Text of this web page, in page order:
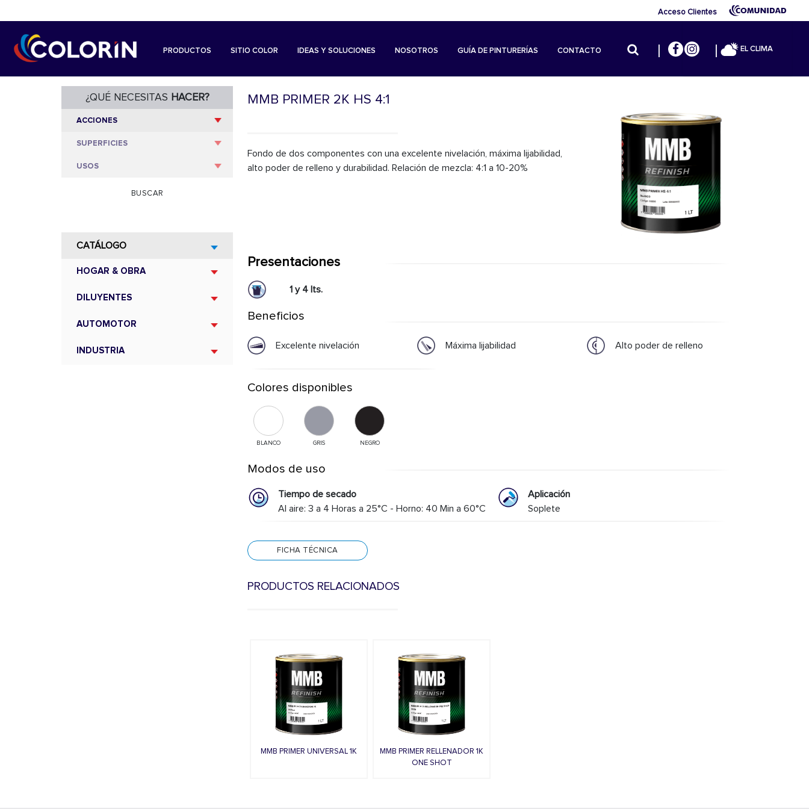
Acceso Clientes
PRODUCTOS SITIO COLOR IDEAS Y SOLUCIONES NOSOTROS GUÍA DE PINTURERÍAS CONTACTO EL CLIMA
¿QUÉ NECESITAS HACER?
BUSCAR
CATÁLOGO
HOGAR & OBRA
DILUYENTES
AUTOMOTOR
INDUSTRIA
MMB PRIMER 2K HS 4:1
Fondo de dos componentes con una excelente nivelación, máxima lijabilidad,
alto poder de relleno y durabilidad. Relación de mezcla: 4:1 a 10-20%
Presentaciones
1 y 4 lts.
Beneficios
Excelente nivelación Máxima lijabilidad Alto poder de relleno
Colores disponibles
BLANCO GRIS NEGRO
Modos de uso
Tiempo de secado
Al aire: 3 a 4 Horas a 25°C - Horno: 40 Min a 60°C
Aplicación
Soplete
FICHA TÉCNICA
PRODUCTOS RELACIONADOS
MMB PRIMER UNIVERSAL 1K
MMB PRIMER RELLENADOR 1K
ONE SHOT
Previous